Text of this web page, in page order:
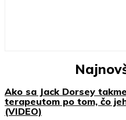
Ako sa Jack Dorsey
terapeutom po tom, čo
(VIDEO)